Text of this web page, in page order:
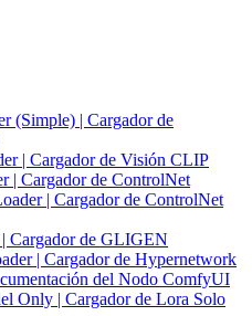
(Simple) | Cargador de
| Cargador de Visión CLIP
| Cargador de ControlNet
| Cargador de ControlNet
Cargador de GLIGEN
| Cargador de Hypernetwork
del Nodo ComfyUI
Only | Cargador de Lora Solo